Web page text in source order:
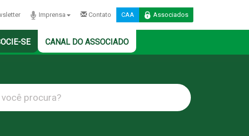
Imprensa Contato CAA Associados
SE CANAL DO ASSOCIADO